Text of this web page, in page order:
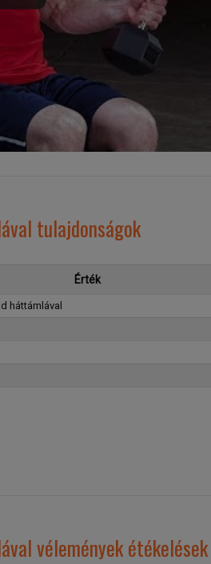
tulajdonságok
Érték
háttámlával
vélemények étékelések